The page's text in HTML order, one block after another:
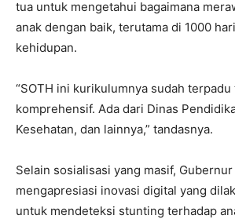
tua untuk mengetahui bagaimana
anak dengan baik, terutama di 1000
kehidupan.
“SOTH ini kurikulumnya sudah
komprehensif. Ada dari Dinas
Kesehatan, dan lainnya,” tandasnya.
Selain sosialisasi yang masif,
mengapresiasi inovasi digital yang
untuk mendeteksi stunting terhadap